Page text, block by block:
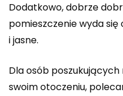
Dodatkowo, dobrze
pomieszczenie wyda
i jasne.
Dla osób
swoim otoczeniu,